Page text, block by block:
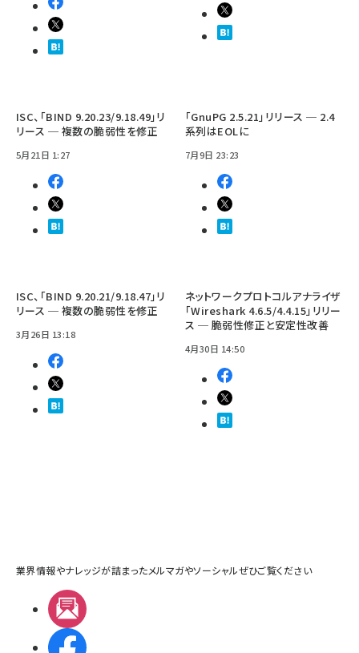
ISC、「BIND 9.20.23/9.18.49」リ
リース ─ 複数の脆弱性を修正
5月21日 1:27
「GnuPG 2.5.21」リリース ─ 2.4
系列はEOLに
7月9日 23:23
ISC、「BIND 9.20.21/9.18.47」リ
リース ─ 複数の脆弱性を修正
3月26日 13:18
ネットワークプロトコルアナライザ
「Wireshark 4.6.5/4.4.15」リリー
ス ─ 脆弱性修正と安定性改善
4月30日 14:50
業界情報やナレッジが詰まったメルマガやソーシャルぜひご覧ください